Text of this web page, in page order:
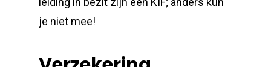
je niet mee!